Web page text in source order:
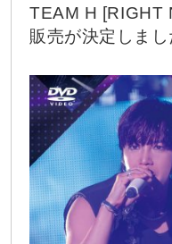
TEAM H [RIGHT
販売が決定しまし